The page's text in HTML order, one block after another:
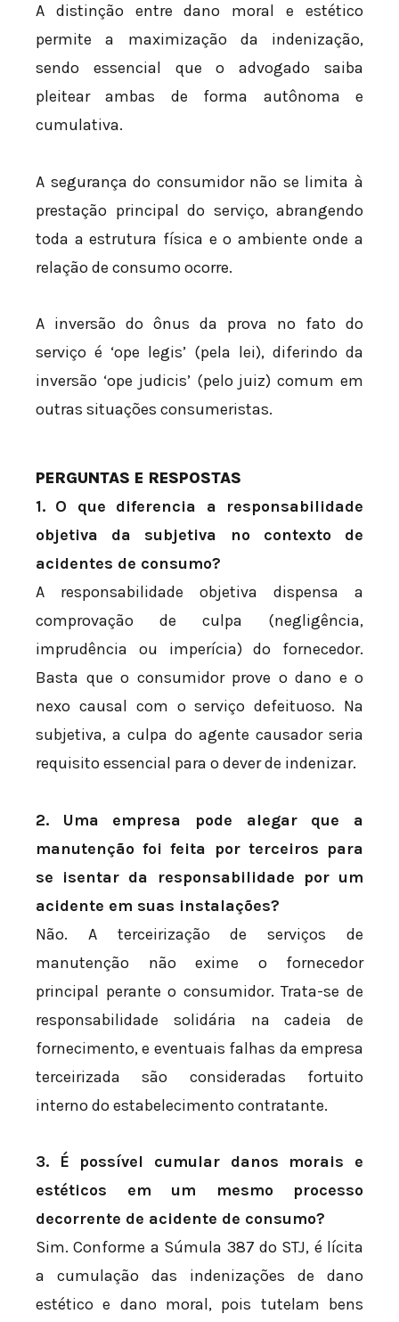
A distinção entre dano moral e estético
permite a maximização da indenização,
sendo essencial que o advogado saiba
pleitear ambas de forma autônoma e
cumulativa.
A segurança do consumidor não se limita à
prestação principal do serviço, abrangendo
toda a estrutura física e o ambiente onde a
relação de consumo ocorre.
A inversão do ônus da prova no fato do
serviço é ‘ope legis’ (pela lei), diferindo da
inversão ‘ope judicis’ (pelo juiz) comum em
outras situações consumeristas.
PERGUNTAS E RESPOSTAS
1. O que diferencia a responsabilidade
objetiva da subjetiva no contexto de
acidentes de consumo?
A responsabilidade objetiva dispensa a
comprovação de culpa (negligência,
imprudência ou imperícia) do fornecedor.
Basta que o consumidor prove o dano e o
nexo causal com o serviço defeituoso. Na
subjetiva, a culpa do agente causador seria
requisito essencial para o dever de indenizar.
2. Uma empresa pode alegar que a
manutenção foi feita por terceiros para
se isentar da responsabilidade por um
acidente em suas instalações?
Não. A terceirização de serviços de
manutenção não exime o fornecedor
principal perante o consumidor. Trata-se de
responsabilidade solidária na cadeia de
fornecimento, e eventuais falhas da empresa
terceirizada são consideradas fortuito
interno do estabelecimento contratante.
3. É possível cumular danos morais e
estéticos em um mesmo processo
decorrente de acidente de consumo?
Sim. Conforme a Súmula 387 do STJ, é lícita
a cumulação das indenizações de dano
estético e dano moral, pois tutelam bens